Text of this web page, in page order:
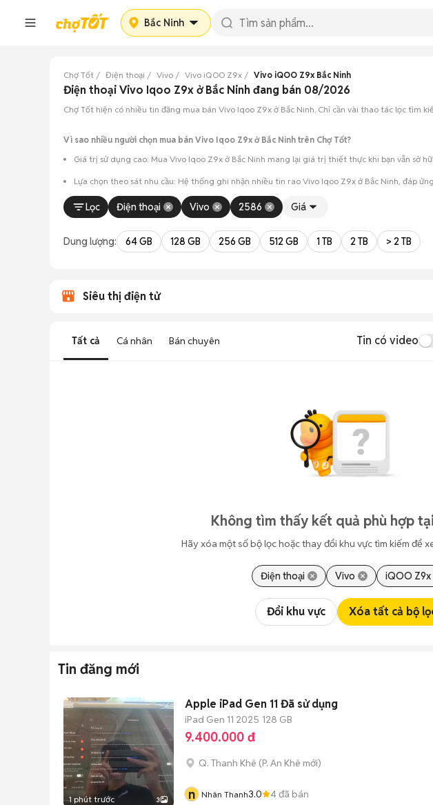
Bắc Ninh
Chợ Tốt Điện thoại Vivo Vivo iQOO Z9x Vivo iQOO Z9x Bắc Ninh
Điện thoại Vivo Iqoo Z9x ở Bắc Ninh đang bán 08/2026
Chợ Tốt hiện có nhiều tin đăng mua bán Vivo Iqoo Z9x ở Bắc Ninh. Chỉ cần vài thao tác lọc tìm
Vì sao nhiều người chọn mua bán Vivo Iqoo Z9x ở Bắc Ninh trên Chợ Tốt?
Giá trị sử dụng cao: Mua Vivo Iqoo Z9x ở Bắc Ninh mang lại giá trị thiết thực khi bạn vẫn sở
Lựa chọn theo sát nhu cầu: Hệ thống ghi nhận nhiều tin rao Vivo Iqoo Z9x ở Bắc Ninh, đáp
Test máy tại chỗ: Tạo điều kiện để người mua đến tận nơi xem xét cẩn thận, test loa, camera,
Lọc
Điện thoại Vivo 2586 Giá
Dung lượng: 64 GB 128 GB 256 GB 512 GB 1 TB 2 TB > 2 TB
Siêu thị điện tử
Tất cả Cá nhân Bán chuyên Tin có video
Không tìm thấy kết quả phù hợp
Hãy xóa một số bộ lọc hoặc thay đổi khu vực tìm kiếm để
Điện thoại Vivo iQOO Z9x
Đổi khu vực Xóa tất cả bộ
Tin đăng mới
1 phút trước 3
Apple iPad Gen 11 Đã sử dụng
iPad Gen 11 2025 128 GB
9.400.000 đ
Q. Thanh Khê (P. An Khê mới)
n Nhân Thanh3.0 4đã bán